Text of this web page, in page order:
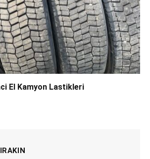
El Kamyon Lastikleri